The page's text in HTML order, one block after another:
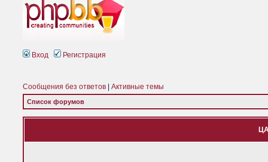
Вход Регистрация
Сообщения без ответов Активные темы
Список форумов